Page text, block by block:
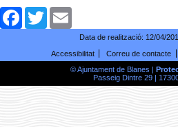
ComparteixFacebookTwitter
Data de realització: 12/04/
Accessibilitat
Correu de contacte
© Ajuntament de Blanes |
Passeig Dintre 29 |